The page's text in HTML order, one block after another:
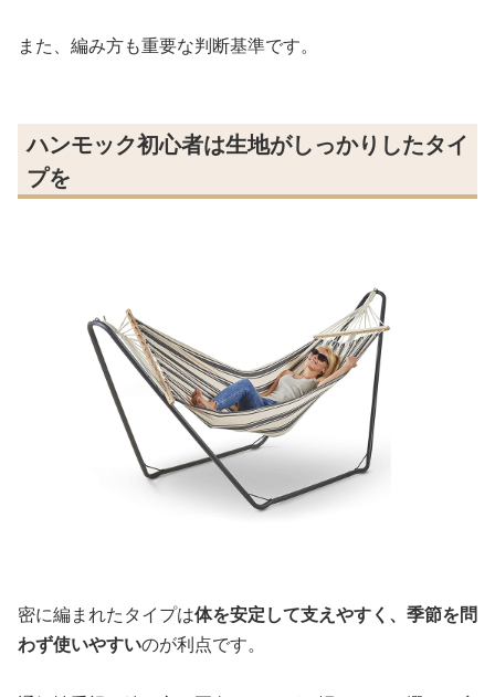
また、編み方も重要な判断基準です。
ハンモック初心者は生地がしっかりしたタイ
プを
密に編まれたタイプは体を安定して支えやすく、季節を問
わず使いやすいのが利点です。